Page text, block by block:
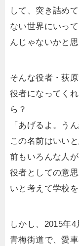
して、突き詰め
ない世界にいっ
んじゃないかと思
そんな役者・荻
役者になってく
ら？
「あげるよ。う
この名前はいい
前もいろんな人が
役者としての意
いと考えて学校
しかし、2015年
青梅街道で、愛